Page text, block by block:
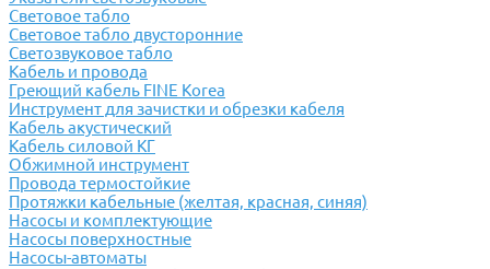
Световое табло
Световое табло двусторонние
Светозвуковое табло
Кабель и провода
Греющий кабель FINE Korea
Инструмент для зачистки и обрезки кабеля
Кабель акустический
Кабель силовой КГ
Обжимной инструмент
Провода термостойкие
Протяжки кабельные (желтая, красная, синяя)
Насосы и комплектующие
Насосы поверхностные
Насосы-автоматы